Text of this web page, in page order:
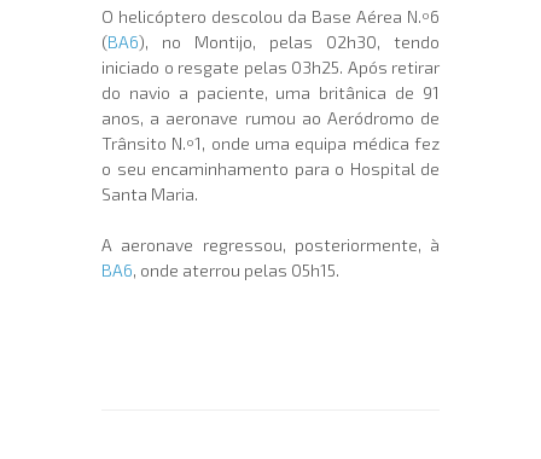
O helicóptero descolou da Base Aérea N.º6
(BA6), no Montijo, pelas 02h30, tendo
iniciado o resgate pelas 03h25. Após retirar
do navio a paciente, uma britânica de 91
anos, a aeronave rumou ao Aeródromo de
Trânsito N.º1, onde uma equipa médica fez
o seu encaminhamento para o Hospital de
Santa Maria.
A aeronave regressou, posteriormente, à
BA6, onde aterrou pelas 05h15.